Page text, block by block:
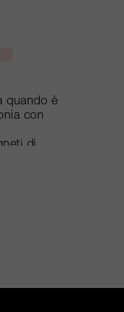
quando è
con
di
I